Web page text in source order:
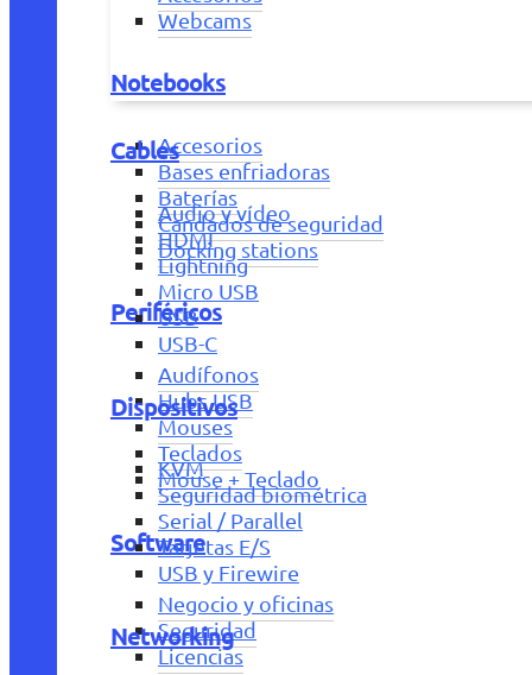
Webcams
Notebooks
Accesorios
Bases enfriadoras
Baterías
Candados de seguridad
Docking stations
Periféricos
Audífonos
Hubs USB
Mouses
Teclados
Mouse + Teclado
Software
Negocio y oficinas
Seguridad
Licencias
Cables
Audio y vídeo
HDMI
Lightning
Micro USB
USB
USB-C
Dispositivos
KVM
Seguridad biométrica
Serial / Parallel
Tarjetas E/S
USB y Firewire
Networking